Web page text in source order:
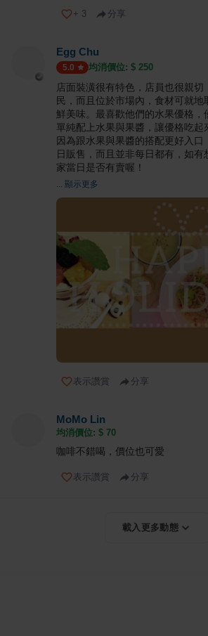
+ 3 分享
Egg Chu
5.0 均消價位: $ 250
店面裝潢很有特色，店員也很親切
民，而且位於市場內，食材可就地
鮮美味。最喜歡他們的水果優格，
單純配上水果與果醬，讓優格吃起
因為跟水果與果醬的搭配更好入口
日販售，而且並非每日都有，如
家當日是否有賣喔！
... 顯示更多
表示讚賞 分享
MoMo Lin
均消價位: $ 70
咖啡不錯喝，價位也可愛
表示讚賞 分享
載入更多動態